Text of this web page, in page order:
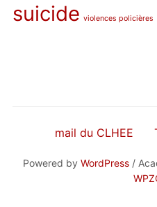
suicide violences policières
mail du CLHEE
Powered by WordPress/